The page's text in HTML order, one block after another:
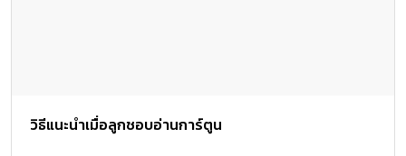
วิธีแนะนำเมื่อลูกชอบอ่านการ์ตูน